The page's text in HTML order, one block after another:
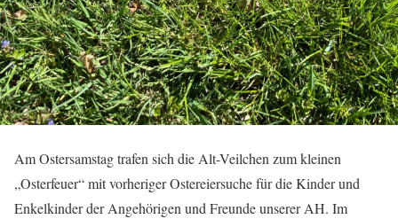
Am Ostersamstag trafen sich die Alt-Veilchen zum kleinen
„Osterfeuer“ mit vorheriger Ostereiersuche für die Kinder und
Enkelkinder der Angehörigen und Freunde unserer AH. Im